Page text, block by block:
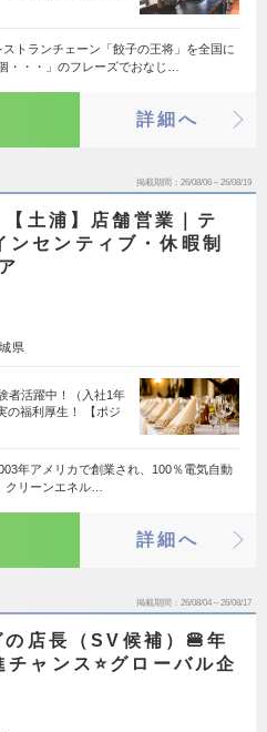
ストランチェーン「餃子の王将」を全国に
・・・」のフレーズでおなじ…
詳細へ
掲載期間 26/08/06～26/08/19
【土浦】店舗営業｜テ
センティブ・休暇制
県
者活躍中！（入社1年
の福利厚生！ 【ポジ
年アメリカで創業され、100％電気自動
クリーンエネル…
詳細へ
掲載期間 26/08/04～26/08/17
店長（SV候補）🍔年
ャンス⭐グローバル企